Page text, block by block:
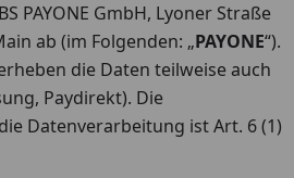
PAYONE GmbH, Lyoner Straße
ab (im Folgenden: „PAYONE“).
die Daten teilweise auch
Paydirekt). Die
Datenverarbeitung ist Art. 6 (1)